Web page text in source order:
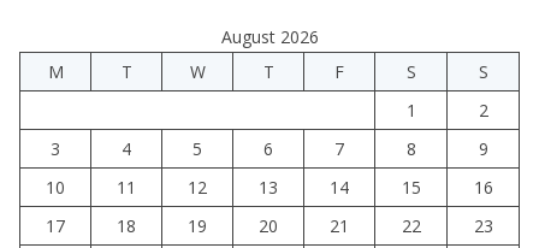
August 2026
M
T W T F S
S
1
2
3
4 5 6 7 8
9
10
11 12 13 14 15
16
17
18 19 20 21 22
23